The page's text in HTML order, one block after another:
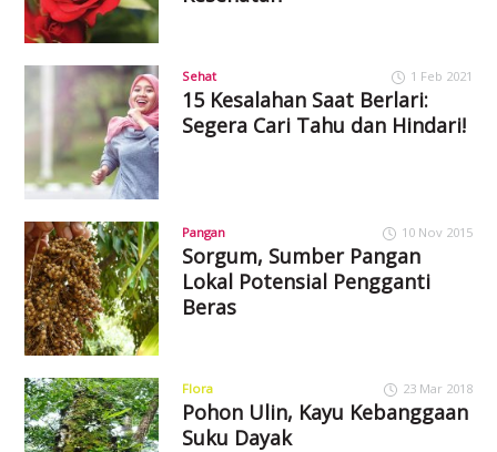
Sehat 1 Feb 2021
15 Kesalahan Saat Berlari:
Segera Cari Tahu dan Hindari!
Pangan 10 Nov 2015
Sorgum, Sumber Pangan
Lokal Potensial Pengganti
Beras
Flora 23 Mar 2018
Pohon Ulin, Kayu Kebanggaan
Suku Dayak